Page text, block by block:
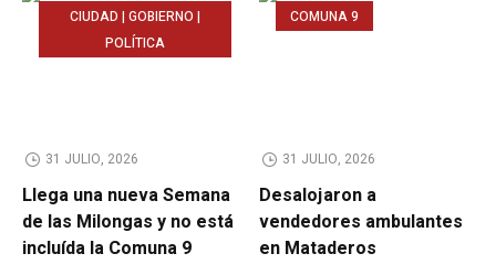
CIUDAD | GOBIERNO |
POLÍTICA
31 JULIO, 2026
Llega una nueva Semana
de las Milongas y no está
incluída la Comuna 9
COMUNA 9
31 JULIO, 2026
Desalojaron a
vendedores ambulantes
en Mataderos